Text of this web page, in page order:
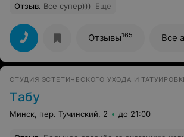
Отзыв. Все супер))) Еще
Отзывы165 Все
СТУДИЯ ЭСТЕТИЧЕСКОГО УХОДА И
Tабу
Минск, пер. Тучинский, 2 до 21:00